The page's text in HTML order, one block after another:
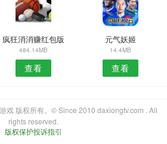
疯狂消消赚红包版
484.14MB
查看
元气妖姬
14.4MB
查看
戏 版权所有。© Since 2010 daxiongtv.com . All
rights reserved.
版权保护投诉指引